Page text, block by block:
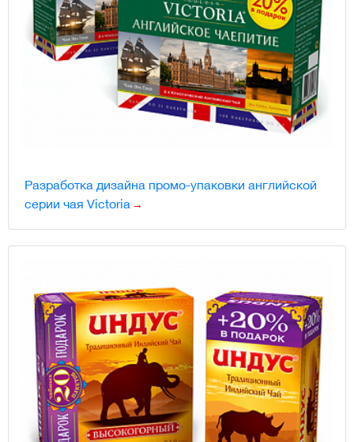
Разработка дизайна промо-упаковки английской
серии чая Victoria